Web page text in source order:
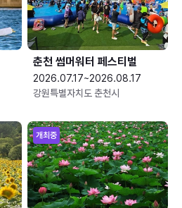
춘천 썸머워터 페스티벌
2026.07.17~2026.08.17
강원특별자치도 춘천시
개최중